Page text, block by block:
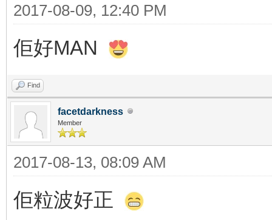
2017-08-09, 12:40 PM
佢好MAN
Find
facetdarkness
Member
2017-08-13, 08:09 AM
佢粒波好正